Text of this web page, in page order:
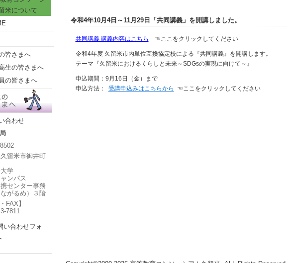
留米市御井町
学
ンパス
センター事務
がるめ）３階
FAX】
7811
令和4年10月4日～11月29日「共同講義」を開講しました。
共同講義 講義内容はこちら ☜ここをクリックしてください
令和4年度 久留米市内単位互換協定校による『共同講義』を開講します。
テーマ『久留米におけるくらしと未来～SDGsの実現に向けて～』
申込期間：9月16日（金）まで
申込方法： 受講申込みはこちらから ☜ここをクリックしてください